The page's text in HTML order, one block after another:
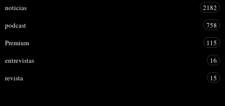
noticias
2182
podcast
758
Premium
115
entrevistas
16
revista
15